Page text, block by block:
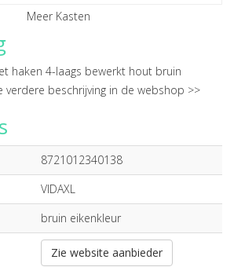
Meer Kasten
haken 4-laags bewerkt hout bruin
verdere beschrijving in de webshop >>
8721012340138
VIDAXL
bruin eikenkleur
Zie website aanbieder